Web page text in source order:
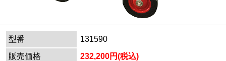
型番
131590
販売価格
232,200円(税込)